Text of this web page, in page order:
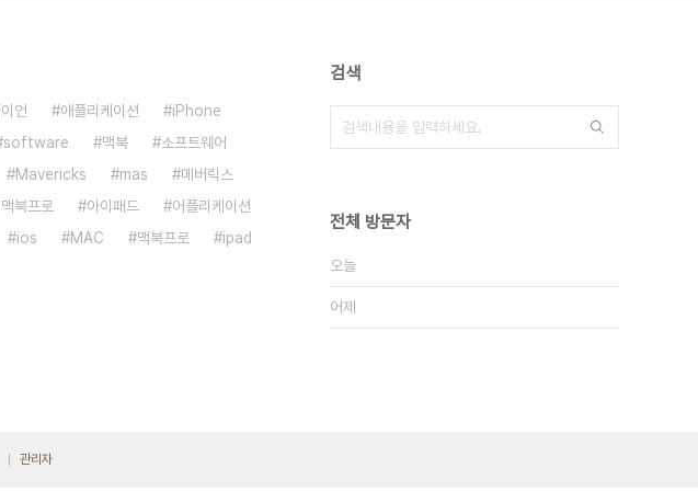
언 애플리케이션
iPhone
software 맥북
소프트웨어
Mavericks mas
메버릭스
북프로 아이패드
어플리케이션
ios MAC 맥북프로
ipad
검색
전체 방문자
오늘
어제
관리자